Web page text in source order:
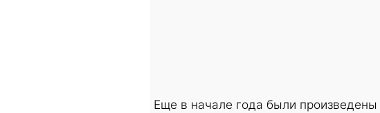
Еще в начале года были